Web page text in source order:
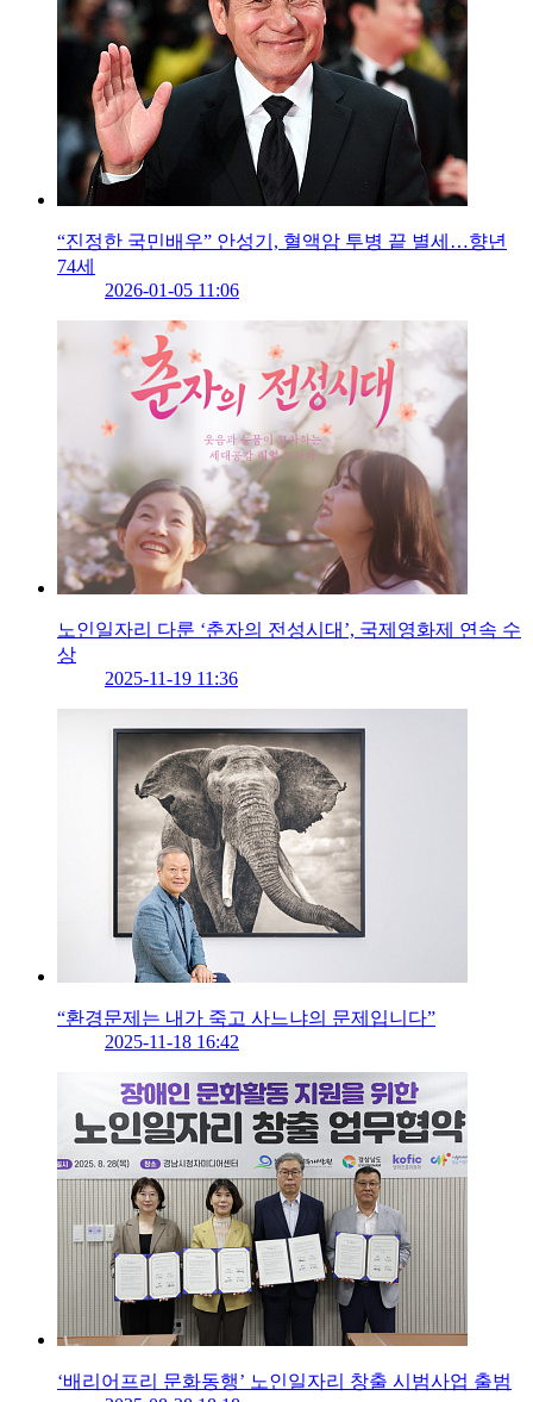
“진정한 국민배우” 안성기, 혈액암 투병 끝 별세…향년
74세
2026-01-05 11:06
노인일자리 다룬 ‘춘자의 전성시대’, 국제영화제 연속 수
상
2025-11-19 11:36
“환경문제는 내가 죽고 사느냐의 문제입니다”
2025-11-18 16:42
‘배리어프리 문화동행’ 노인일자리 창출 시범사업 출범